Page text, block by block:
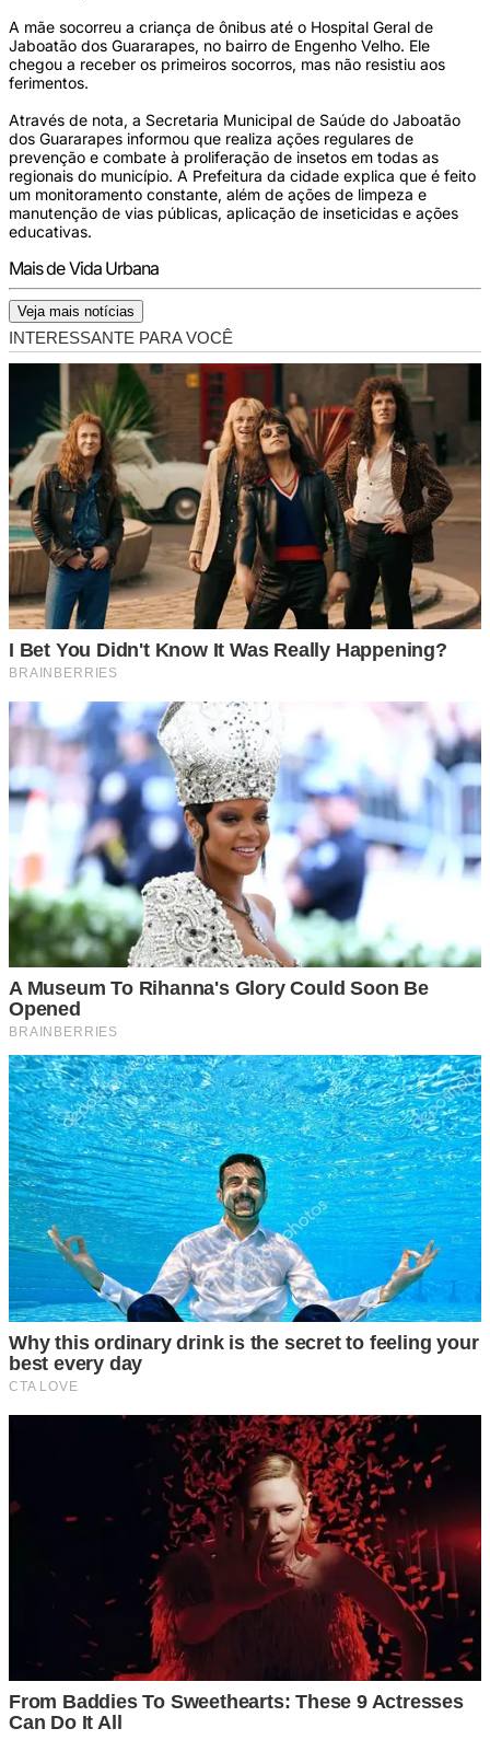
A mãe socorreu a criança de ônibus até o Hospital Geral de
Jaboatão dos Guararapes, no bairro de Engenho Velho. Ele
chegou a receber os primeiros socorros, mas não resistiu aos
ferimentos.
Através de nota, a Secretaria Municipal de Saúde do Jaboatão
dos Guararapes informou que realiza ações regulares de
prevenção e combate à proliferação de insetos em todas as
regionais do município. A Prefeitura da cidade explica que é feito
um monitoramento constante, além de ações de limpeza e
manutenção de vias públicas, aplicação de inseticidas e ações
educativas.
Mais de Vida Urbana
Veja mais notícias